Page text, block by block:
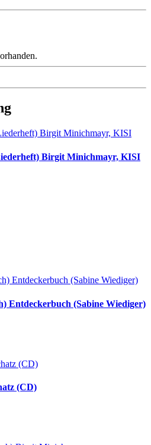
Birgit Minichmayr, KISI
Entdeckerbuch (Sabine Wiediger)
(CD)